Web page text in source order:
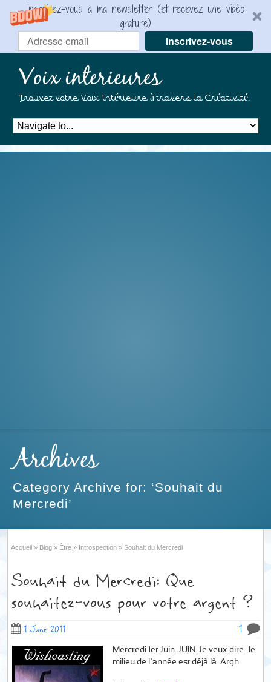
Inscrivez-vous à ma newsletter (et recevez une vidéo
gratuite)
Inscrivez-vous
Voix interieures
Trouvez votre Voix Intérieure à travers la Créativité.
Archives
Category Archive for: ‘Souhait du
Mercredi’
Accueil » Blog » Être » Introspection » Souhait du Mercredi
Souhait du Mercredi: Que
souhaitez-vous pour votre argent ?
1 June 2011 1
Mercredi 1er Juin. JUIN. Je veux dire… le
milieu de l’année est déjà là. Argh…